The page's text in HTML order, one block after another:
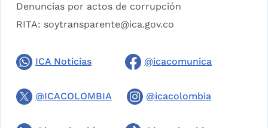
Denuncias por actos de corrupción
RITA: soytransparente@ica.gov.co
ICA Noticias @icacomunica
@ICACOLOMBIA @icacolombia